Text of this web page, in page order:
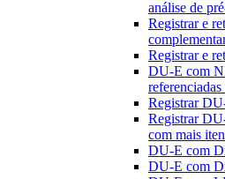
análise de
Registrar e
Registrar e
DU-E com
Registrar
Registrar
com mais
DU-E com
DU-E com